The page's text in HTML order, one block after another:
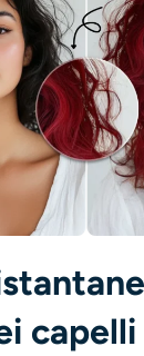
alla testa Pro
alla testa AI
passaporti